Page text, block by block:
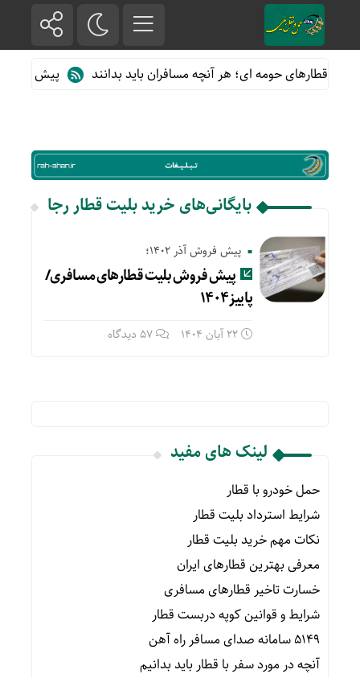
از قطارهای حومه ای؛ هر آنچه مسافران باید بدانند پیش فروش
بایگانی‌های خرید بلیت قطار رجا
پیش فروش آذر 1402؛
پیش فروش بلیت قطارهای مسافری/
پاییز۱۴۰۴
22 آبان 1404 57 دیدگاه
لینک های مفید
حمل خودرو با قطار
شرایط استرداد بلیت قطار
نکات مهم خرید بلیت قطار
معرفی بهترین قطارهای ایران
خسارت تاخیر قطارهای مسافری
شرایط و قوانین کوپه دربست قطار
۵۱۴۹ سامانه صدای مسافر راه آهن
آنچه در مورد سفر با قطار باید بدانیم